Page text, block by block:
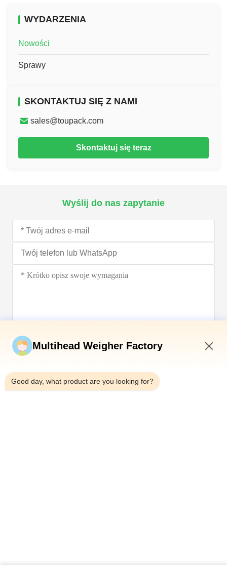
WYDARZENIA
Nowości
Sprawy
SKONTAKTUJ SIĘ Z NAMI
sales@toupack.com
Skontaktuj się teraz
Wyślij do nas zapytanie
Multihead Weigher Factory
Good day, what product are you looking for?